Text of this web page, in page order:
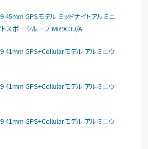
GPSモデル ミッドナイトアルミニ
トスポーツループ MR9C3J/A
GPS+Cellularモデル アルミニウ
GPS+Cellularモデル アルミニウ
GPS+Cellularモデル アルミニウ